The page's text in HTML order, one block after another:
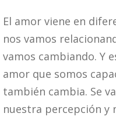
El amor viene en
nos vamos
vamos cambiando. Y
amor que somos
también cambia. Se
nuestra percepción y